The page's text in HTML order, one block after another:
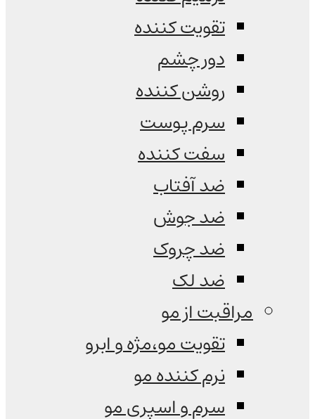
تقویت کننده
دور چشم
روشن کننده
سرم پوست
سفت کننده
ضد آفتاب
ضد جوش
ضد چروک
ضد لک
مراقبت از مو
تقویت مو،مژه و ابرو
نرم کننده مو
سرم و اسپری مو